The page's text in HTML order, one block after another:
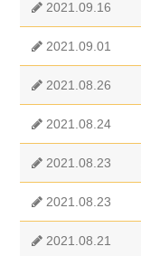
2021.09.16
2021.09.01
2021.08.26
2021.08.24
2021.08.23
2021.08.23
2021.08.21